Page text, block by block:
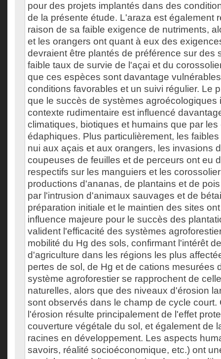
pour des projets implantés dans des
de la présente étude. L'araza est également
raison de sa faible exigence de nutriments,
et les orangers ont quant à eux des
devraient être plantés de préférence sur des
faible taux de survie de l'açai et du
que ces espèces sont davantage
conditions favorables et un suivi régulier. Le
que le succès de systèmes agroécologiques
contexte rudimentaire est influencé
climatiques, biotiques et humains que par les
édaphiques. Plus particulièrement, les
nui aux açais et aux orangers, les invasions
coupeuses de feuilles et de perceurs ont eu
respectifs sur les manguiers et les
productions d'ananas, de plantains et de
par l'intrusion d'animaux sauvages et de
préparation initiale et le maintien des sites
influence majeure pour le succès des
valident l'efficacité des systèmes
mobilité du Hg des sols, confirmant l'intérêt
d'agriculture dans les régions les plus
pertes de sol, de Hg et de cations mesurées
système agroforestier se rapprochent de
naturelles, alors que des niveaux d'érosion
sont observés dans le champ de cycle court.
l'érosion résulte principalement de l'effet
couverture végétale du sol, et également de
racines en développement. Les aspects
savoirs, réalité socioéconomique, etc.) ont